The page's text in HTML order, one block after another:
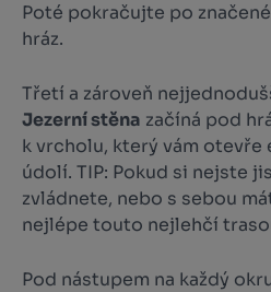
Poté pokračujte po
hráz.
Třetí a zároveň
Jezerní stěna začíná pod
k vrcholu, který vám otevře
údolí. TIP: Pokud si nejste
zvládnete, nebo s sebou
nejlépe touto nejlehčí
Pod nástupem na každý